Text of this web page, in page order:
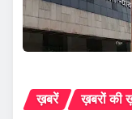
ख़बरें ख़बरों की